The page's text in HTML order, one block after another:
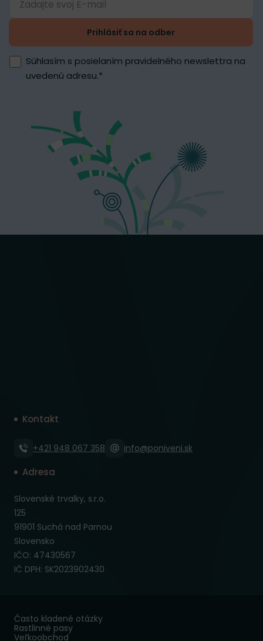
Prihlásiť sa na odber
Súhlasím s posielaním pravidelného newslettra na
uvedenú adresu.*
Kontakt
+421 948 067 358 info@poniveni.sk
Adresa
Slovenské trvalky, s.r.o.
125
91901 Suchá nad Parnou
Slovensko
IČO: 47430567
IČ DPH: SK2023902430
Často kladené otázky
Rastlinné pasy
Veľkoobchod